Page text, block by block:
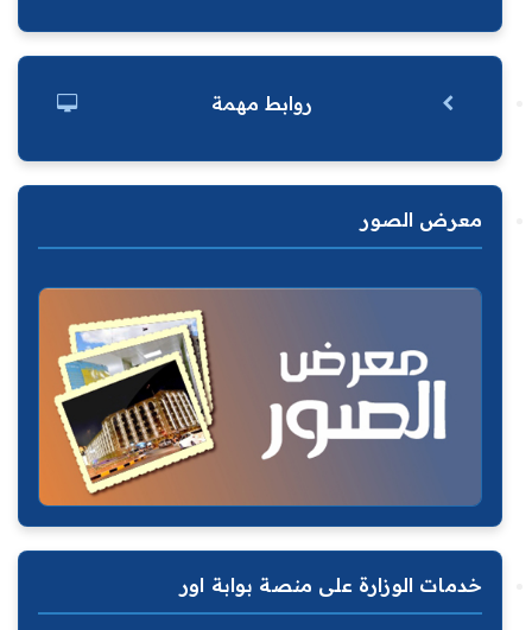
روابط مهمة
معرض الصور
خدمات الوزارة على منصة بوابة اور